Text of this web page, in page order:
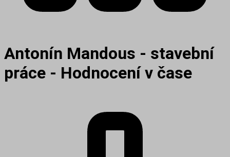
Antonín Mandous - stavební
práce - Hodnocení v čase